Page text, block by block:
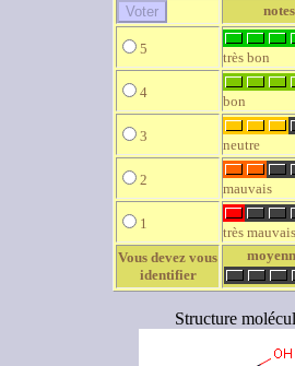
notes
5
très bon
4
bon
3
neutre
2
mauvais
1
très mauvais
Vous devez vous
identifier
Structure